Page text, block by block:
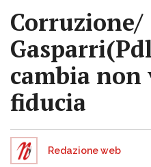
Corruzione/
cambia non
fiducia
Redazione web